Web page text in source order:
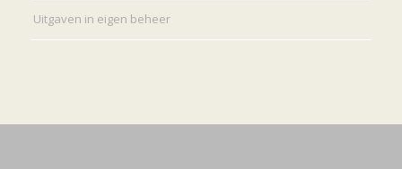
Uitgaven in eigen beheer